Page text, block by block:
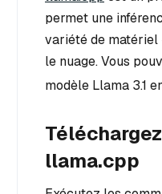
permet une
variété de matériel
le nuage. Vous
modèle Llama 3.1
llama.cpp